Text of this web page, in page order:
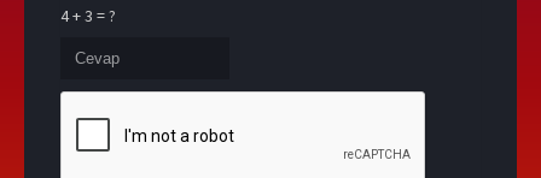
4 + 3 = ?